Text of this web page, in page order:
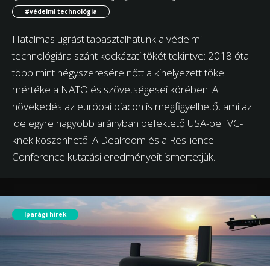
#védelmi technológia
Hatalmas ugrást tapasztalhatunk a védelmi
technológiára szánt kockázati tőkét tekintve: 2018 óta
több mint négyszeresére nőtt a kihelyezett tőke
mértéke a NATO és szövetségesei körében. A
növekedés az európai piacon is megfigyelhető, ami az
ide egyre nagyobb arányban befektető USA-beli VC-
knek köszönhető. A Dealroom és a Resilience
Conference kutatási eredményeit ismertetjük.
Iparági hírek